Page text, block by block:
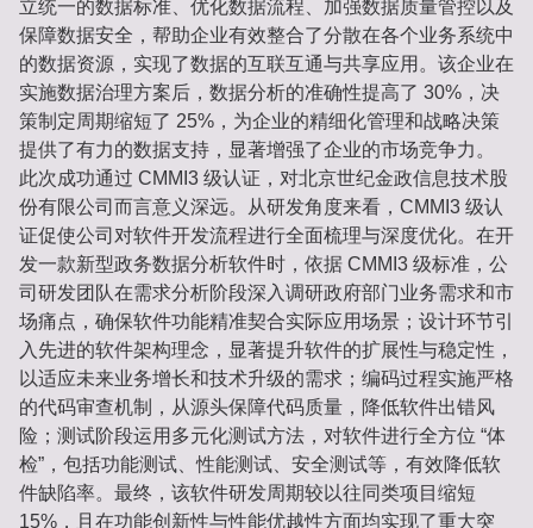
立统一的数据标准、优化数据流程、加强数据质量管控以及
保障数据安全，帮助企业有效整合了分散在各个业务系统中
的数据资源，实现了数据的互联互通与共享应用。该企业在
实施数据治理方案后，数据分析的准确性提高了 30%，决
策制定周期缩短了 25%，为企业的精细化管理和战略决策
提供了有力的数据支持，显著增强了企业的市场竞争力。
此次成功通过 CMMI3 级认证，对北京世纪金政信息技术股
份有限公司而言意义深远。从研发角度来看，CMMI3 级认
证促使公司对软件开发流程进行全面梳理与深度优化。在开
发一款新型政务数据分析软件时，依据 CMMI3 级标准，公
司研发团队在需求分析阶段深入调研政府部门业务需求和市
场痛点，确保软件功能精准契合实际应用场景；设计环节引
入先进的软件架构理念，显著提升软件的扩展性与稳定性，
以适应未来业务增长和技术升级的需求；编码过程实施严格
的代码审查机制，从源头保障代码质量，降低软件出错风
险；测试阶段运用多元化测试方法，对软件进行全方位 “体
检”，包括功能测试、性能测试、安全测试等，有效降低软
件缺陷率。最终，该软件研发周期较以往同类项目缩短
15%，且在功能创新性与性能优越性方面均实现了重大突